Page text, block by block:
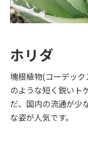
ホリダ
塊根植物(コーデッ
のような短く鋭いト
だ、国内の流通が少
な姿が人気です。